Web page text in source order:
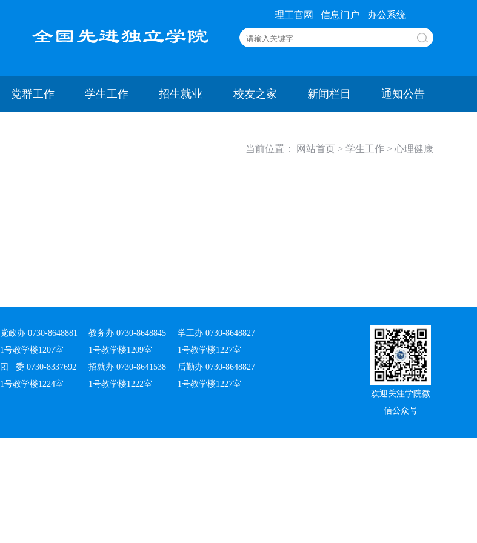
理工官网 信息门户 办公系统
党群工作 学生工作 招生就业 校友之家 新闻栏目 通知公告
当前位置： 网站首页 > 学生工作 > 心理健康
党政办 0730-8648881
1号教学楼1207室
教务办 0730-8648845
1号教学楼1209室
学工办 0730-8648827
1号教学楼1227室
团 委 0730-8337692
1号教学楼1224室
招就办 0730-8641538
1号教学楼1222室
后勤办 0730-8648827
1号教学楼1227室
欢迎关注学院微
信公众号